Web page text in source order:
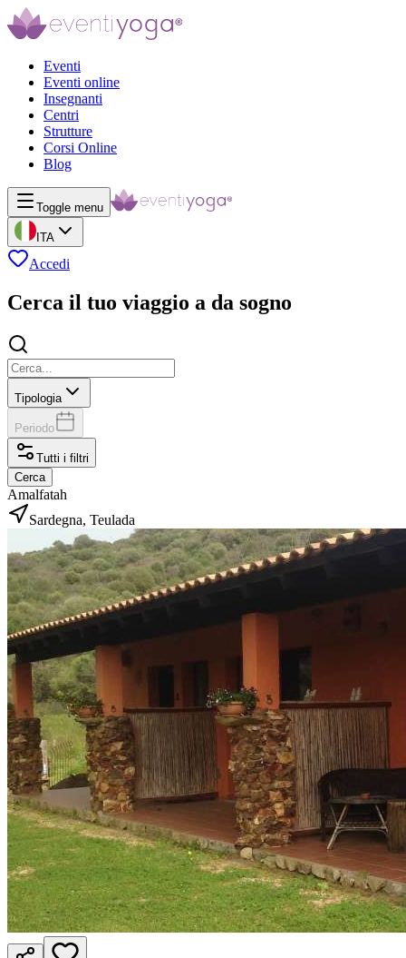
Eventi
Eventi online
Insegnanti
Centri
Strutture
Corsi Online
Blog
Toggle menu
ITA
Accedi
Cerca il tuo viaggio a da sogno
Tipologia
Periodo
Tutti i filtri
Cerca
Amalfatah
Sardegna, Teulada